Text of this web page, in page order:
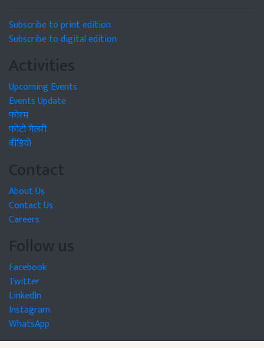
Subscribe to print edition
Subscribe to digital edition
Activities
Upcoming Events
Events Update
फोरम
फोटो गैलरी
वीडियो
Contact
About Us
Contact Us
Careers
Follow us
Facebook
Twitter
LinkedIn
Instagram
WhatsApp